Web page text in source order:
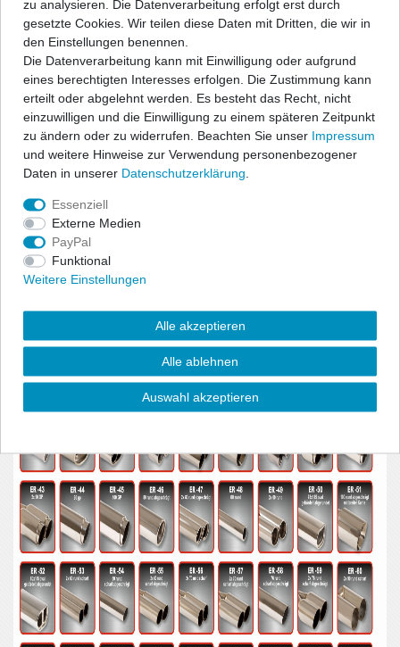
Prozess benötigt einiges an Zeit, daher ist hier eine verlängerte
Bearbeitungs- u. Lieferzeit angegeben.
zu analysieren. Die Datenverarbeitung erfolgt erst durch
gesetzte Cookies. Wir teilen diese Daten mit Dritten, die wir in
den Einstellungen benennen.
Die Datenverarbeitung kann mit Einwilligung oder aufgrund
eines berechtigten Interesses erfolgen. Die Zustimmung kann
erteilt oder abgelehnt werden. Es besteht das Recht, nicht
einzuwilligen und die Einwilligung zu einem späteren Zeitpunkt
zu ändern oder zu widerrufen. Beachten Sie unser Impressum
und weitere Hinweise zur Verwendung personenbezogener
Daten in unserer Daten­schutz­erklärung
Essenziell
Externe Medien
PayPal
Funktional
Weitere Einstellungen
Alle akzeptieren
Alle ablehnen
Auswahl akzeptieren